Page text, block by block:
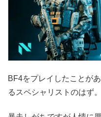
BF4をプレイしたことが
るスペシャリストのはず。